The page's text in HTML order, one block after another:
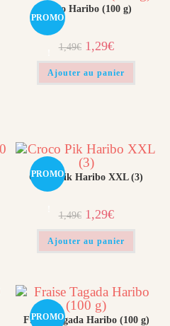
PROMO
Croco Haribo (100 g)
1,49€ Le
prix
initial
était :
1,29€Le
prix
actuel
est :
Ajouter au panier
PROMO
Croco Pik Haribo XXL (3)
1,49€ Le
prix
initial
était :
1,49€.
1,29€Le
prix
actuel
est :
1,29€.
Ajouter au panier
PROMO
Fraise Tagada Haribo (100 g)